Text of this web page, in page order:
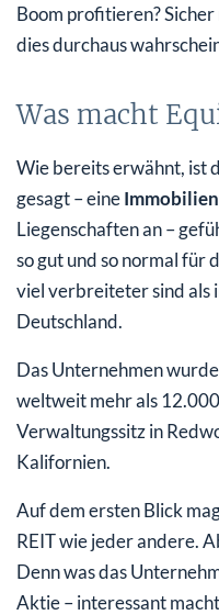
Boom profitieren?
dies durchaus
Was macht
Wie bereits erwähnt, ist
gesagt – eine
Liegenschaften an –
so gut und so normal für
viel verbreiteter sind als
Deutschland.
Das Unternehmen
weltweit mehr als
Verwaltungssitz in
Kalifornien.
Auf dem ersten Blick
REIT wie jeder andere.
Denn was das
Aktie – interessant